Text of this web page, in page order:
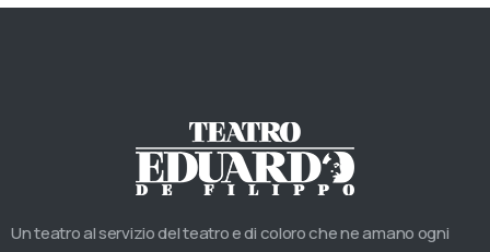
Un teatro al servizio del teatro e di coloro che ne amano ogni